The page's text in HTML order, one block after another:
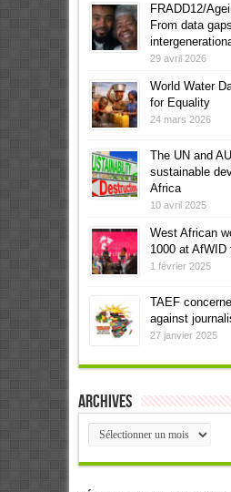
FRADD12/
From data
29 avril 2026
World Water
for Equality
24 mars 2026
The UN and
sustainable
Africa
10 avril 2025
West African
1000 at
1 février 2025
TAEF
against
27 janvier 2025
Archives
Archives